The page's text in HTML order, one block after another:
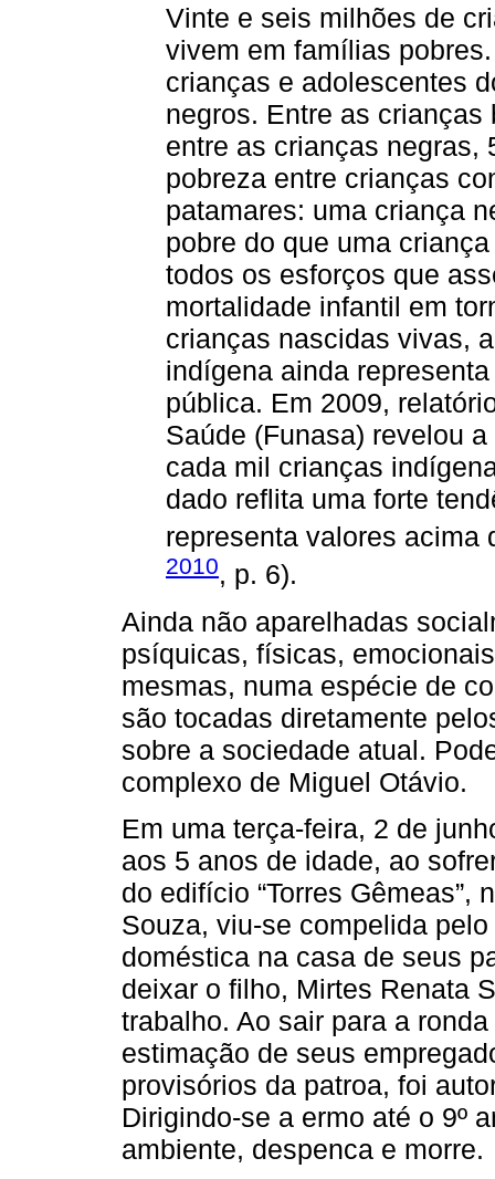
Vinte e seis milhões de
vivem em famílias
crianças e adolescentes
negros. Entre as
entre as crianças negras,
pobreza entre crianças
patamares: uma criança
pobre do que uma
todos os esforços que
mortalidade infantil em
crianças nascidas vivas,
indígena ainda
pública. Em 2009,
Saúde (Funasa) revelou
cada mil crianças
dado reflita uma forte
representa valores acima
2010, p. 6).
Ainda não aparelhadas
psíquicas, físicas,
mesmas, numa espécie de
são tocadas diretamente
sobre a sociedade atual.
complexo de Miguel Otávio.
Em uma terça-feira, 2 de
aos 5 anos de idade, ao
do edifício “Torres
Souza, viu-se compelida
doméstica na casa de seus
deixar o filho, Mirtes Renata
trabalho. Ao sair para a
estimação de seus
provisórios da patroa, foi
Dirigindo-se a ermo até o 9º
ambiente, despenca e morre.